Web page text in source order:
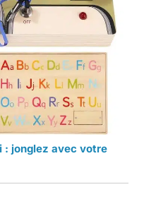
: jonglez avec votre